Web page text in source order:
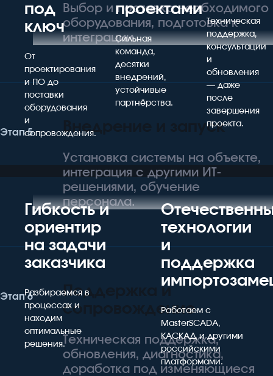
Выбор и поставка необходимого
оборудования, подготовка к
интеграции.
Этап 5 Внедрение и запуск
Установка системы на объекте,
интеграция с другими ИТ-
решениями, обучение
персонала.
Этап 6
Поддержка и
сопровождение
Техническая поддержка,
обновления, диагностика,
доработка под изменяющиеся
под
ключ
От
проектирования
и ПО до
поставки
оборудования
и
сопровождения.
проектами
Сильная
команда,
десятки
внедрений,
устойчивые
партнёрства.
Техническая
поддержка,
консультации
и
обновления
— даже
после
завершения
проекта.
Гибкость и
ориентир
на задачи
заказчика
Разбираемся в
процессах и
находим
оптимальные
решения.
технологии
и
поддержка
Работаем с
MasterSCADA,
КАСКАД и другими
российскими
платформами.